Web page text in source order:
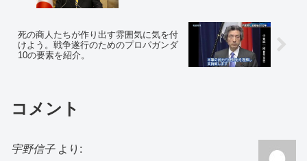
死の商人たちが作り出す雰囲気に気を付
けよう。戦争遂行のためのプロパガンダ
10の要素を紹介。
コメント
宇野信子 より: